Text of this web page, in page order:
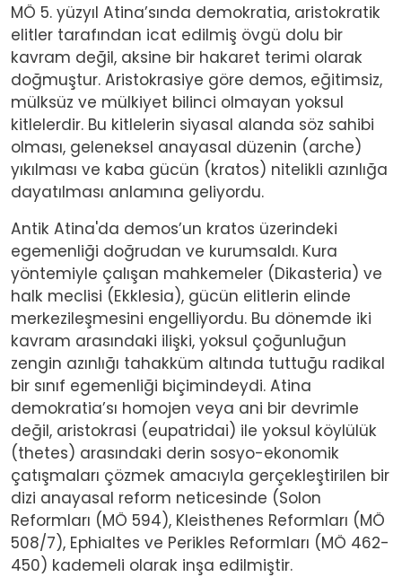
MÖ 5. yüzyıl Atina’sında demokratia, aristokratik
elitler tarafından icat edilmiş övgü dolu bir
kavram değil, aksine bir hakaret terimi olarak
doğmuştur. Aristokrasiye göre demos, eğitimsiz,
mülksüz ve mülkiyet bilinci olmayan yoksul
kitlelerdir. Bu kitlelerin siyasal alanda söz sahibi
olması, geleneksel anayasal düzenin (arche)
yıkılması ve kaba gücün (kratos) nitelikli azınlığa
dayatılması anlamına geliyordu.
Antik Atina'da demos’un kratos üzerindeki
egemenliği doğrudan ve kurumsaldı. Kura
yöntemiyle çalışan mahkemeler (Dikasteria) ve
halk meclisi (Ekklesia), gücün elitlerin elinde
merkezileşmesini engelliyordu. Bu dönemde iki
kavram arasındaki ilişki, yoksul çoğunluğun
zengin azınlığı tahakküm altında tuttuğu radikal
bir sınıf egemenliği biçimindeydi. Atina
demokratia’sı homojen veya ani bir devrimle
değil, aristokrasi (eupatridai) ile yoksul köylülük
(thetes) arasındaki derin sosyo-ekonomik
çatışmaları çözmek amacıyla gerçekleştirilen bir
dizi anayasal reform neticesinde (Solon
Reformları (MÖ 594), Kleisthenes Reformları (MÖ
508/7), Ephialtes ve Perikles Reformları (MÖ 462-
450) kademeli olarak inşa edilmiştir.